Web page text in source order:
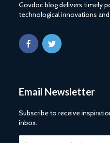
Govdoc blog delivers timely
technological innovations
Email Newsletter
Subscribe to receive
inbox.